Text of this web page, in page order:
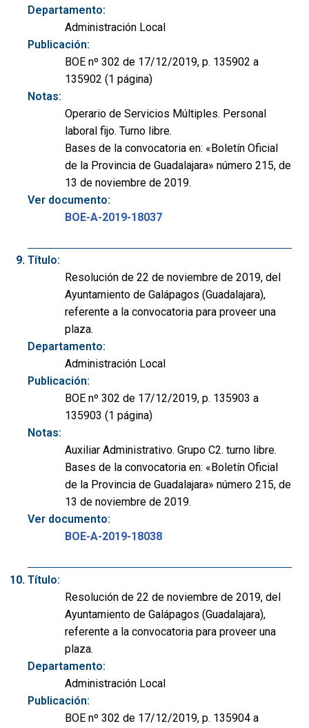
Departamento:
Administración Local
Publicación:
BOE nº 302 de 17/12/2019, p. 135902 a
135902 (1 página)
Notas:
Operario de Servicios Múltiples. Personal
laboral fijo. Turno libre.
Bases de la convocatoria en: «Boletín Oficial
de la Provincia de Guadalajara» número 215, de
13 de noviembre de 2019.
Ver documento:
BOE-A-2019-18037
Título:
Resolución de 22 de noviembre de 2019, del
Ayuntamiento de Galápagos (Guadalajara),
referente a la convocatoria para proveer una
plaza.
Departamento:
Administración Local
Publicación:
BOE nº 302 de 17/12/2019, p. 135903 a
135903 (1 página)
Notas:
Auxiliar Administrativo. Grupo C2. turno libre.
Bases de la convocatoria en: «Boletín Oficial
de la Provincia de Guadalajara» número 215, de
13 de noviembre de 2019.
Ver documento:
BOE-A-2019-18038
Título:
Resolución de 22 de noviembre de 2019, del
Ayuntamiento de Galápagos (Guadalajara),
referente a la convocatoria para proveer una
plaza.
Departamento:
Administración Local
Publicación:
BOE nº 302 de 17/12/2019, p. 135904 a